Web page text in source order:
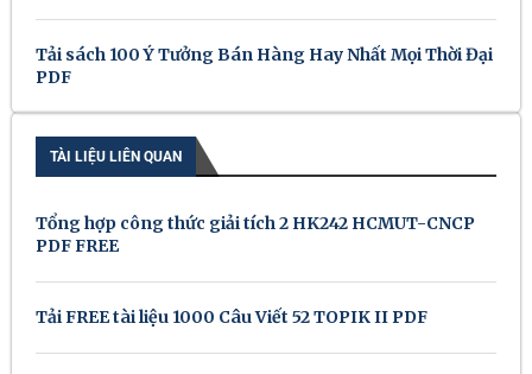
Tải sách 100 Ý Tưởng Bán Hàng Hay Nhất Mọi Thời Đại
PDF
TÀI LIỆU LIÊN QUAN
Tổng hợp công thức giải tích 2 HK242 HCMUT-CNCP
PDF FREE
Tải FREE tài liệu 1000 Câu Viết 52 TOPIK II PDF